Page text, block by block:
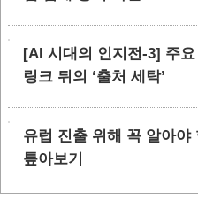
[AI 시대의 인지전-3] 주
링크 뒤의 ‘출처 세탁’
유럽 진출 위해 꼭 알아야
톺아보기